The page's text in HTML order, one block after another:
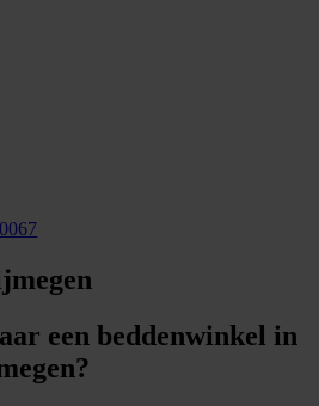
een beddenwinkel in